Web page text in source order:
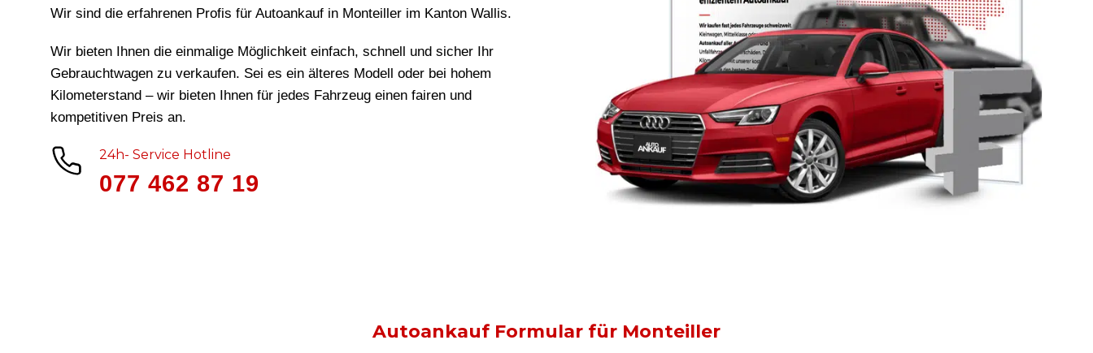
Wir sind die erfahrenen Profis für Autoankauf in Monteiller im Kanton Wallis.
Wir bieten Ihnen die einmalige Möglichkeit einfach, schnell und sicher Ihr
Gebrauchtwagen zu verkaufen. Sei es ein älteres Modell oder bei hohem
Kilometerstand – wir bieten Ihnen für jedes Fahrzeug einen fairen und
kompetitiven Preis an.
24h- Service Hotline
077 462 87 19
Autoankauf Formular für Monteiller